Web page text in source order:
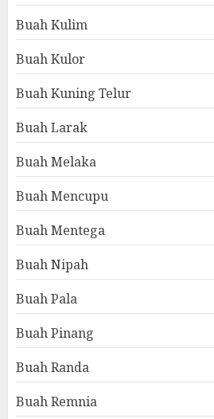
Buah Kulim
Buah Kulor
Buah Kuning Telur
Buah Larak
Buah Melaka
Buah Mencupu
Buah Mentega
Buah Nipah
Buah Pala
Buah Pinang
Buah Randa
Buah Remnia